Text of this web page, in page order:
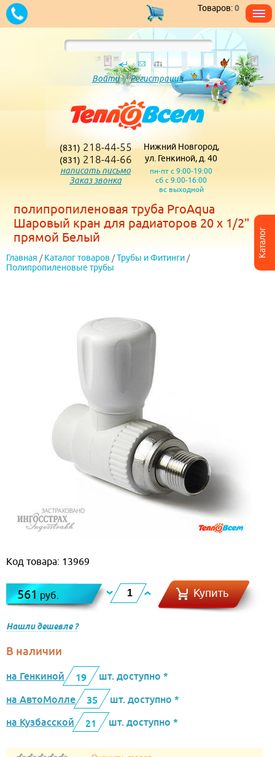
Каталог
Товаров:0
Войти/Регистрация
(831) 218-44-55
(831) 218-44-66
написать письмо
Заказ звонка
Нижний Новгород,
ул. Генкиной, д. 40
пн-пт с 9:00-19:00
сб с 9:00-16:00
вс выходной
полипропиленовая труба ProAqua
Шаровый кран для радиаторов 20 х 1/2"
прямой Белый
Главная / Каталог товаров /Трубы и Фитинги /
Полипропиленовые трубы
Код товара: 13969
561 руб. Купить
Нашли дешевле ?
В наличии
на Генкиной 19
шт. доступно *
на АвтоМолле
35
шт. доступно *
на Кузбасской
21 шт. доступно *